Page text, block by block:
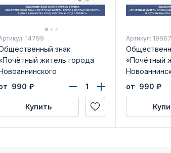
14799
знак
житель города
Волгоградской области»
990 ₽
Купить
Артикул: 19967
«Почётный
от 990 ₽